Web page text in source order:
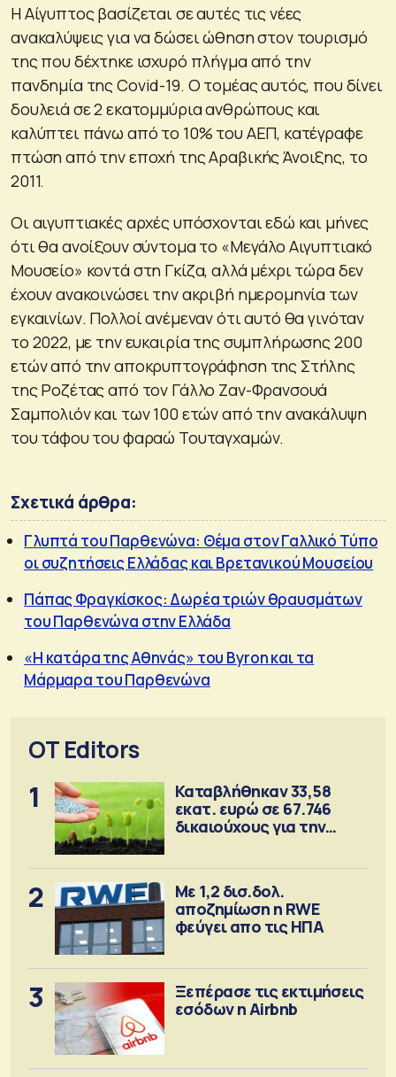
Η Αίγυπτος βασίζεται σε αυτές τις νέες
ανακαλύψεις για να δώσει ώθηση στον τουρισμό
της που δέχτηκε ισχυρό πλήγμα από την
πανδημία της Covid-19. Ο τομέας αυτός, που δίνει
δουλειά σε 2 εκατομμύρια ανθρώπους και
καλύπτει πάνω από το 10% του ΑΕΠ, κατέγραφε
πτώση από την εποχή της Αραβικής Άνοιξης, το
2011.
Οι αιγυπτιακές αρχές υπόσχονται εδώ και μήνες
ότι θα ανοίξουν σύντομα το «Μεγάλο Αιγυπτιακό
Μουσείο» κοντά στη Γκίζα, αλλά μέχρι τώρα δεν
έχουν ανακοινώσει την ακριβή ημερομηνία των
εγκαινίων. Πολλοί ανέμεναν ότι αυτό θα γινόταν
το 2022, με την ευκαιρία της συμπλήρωσης 200
ετών από την αποκρυπτογράφηση της Στήλης
της Ροζέτας από τον Γάλλο Ζαν-Φρανσουά
Σαμπολιόν και των 100 ετών από την ανακάλυψη
του τάφου του φαραώ Τουταγχαμών.
Σχετικά άρθρα:
Γλυπτά του Παρθενώνα: Θέμα στον Γαλλικό Τύπο
οι συζητήσεις Ελλάδας και Βρετανικού Μουσείου
Πάπας Φραγκίσκος: Δωρέα τριών θραυσμάτων
του Παρθενώνα στην Ελλάδα
«Η κατάρα της Αθηνάς» του Byron και τα
Μάρμαρα του Παρθενώνα
OT Editors
1
Καταβλήθηκαν 33,58
εκατ. ευρώ σε 67.746
δικαιούχους για την
2
Με 1,2 δισ.δολ.
αποζημίωση η RWE
φεύγει απο τις ΗΠΑ
3
Ξεπέρασε τις εκτιμήσεις
εσόδων η Airbnb